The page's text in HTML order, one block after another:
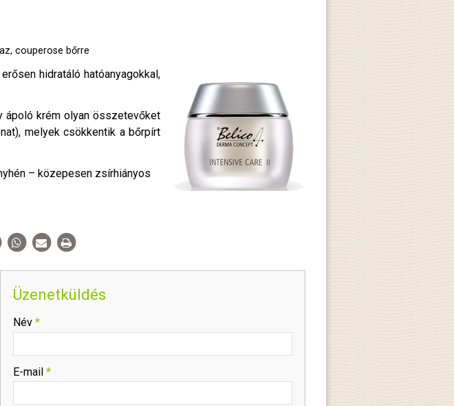
couperose bőrre
hidratáló hatóanyagokkal,
ápoló krém olyan összetevőket
melyek csökkentik a bőrpírt
– közepesen zsírhiányos
Üzenetküldés
Név *
E-mail *